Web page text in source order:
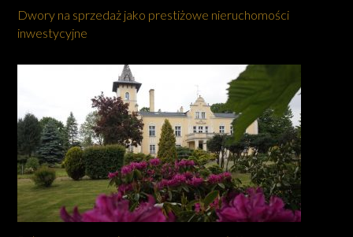
Dwory na sprzedaż jako prestiżowe nieruchomości
inwestycyjne